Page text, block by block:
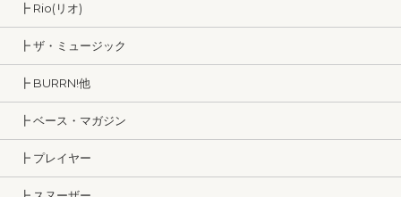
┣ Rio(リオ)
┣ ザ・ミュージック
┣ BURRN!他
┣ ベース・マガジン
┣ プレイヤー